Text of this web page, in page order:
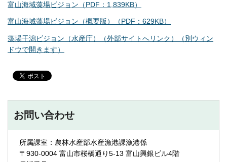
富山海域藻場ビジョン（PDF：1,839KB）
富山海域藻場ビジョン（概要版）（PDF：629KB）
藻場干潟ビジョン（水産庁）（外部サイトへリンク）（別ウィン
ドウで開きます）
お問い合わせ
所属課室：農林水産部水産漁港課漁港係
〒930-0004 富山市桜橋通り5-13 富山興銀ビル4階